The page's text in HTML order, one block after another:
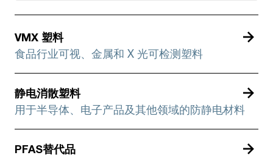
VMX 塑料
食品行业可视、金属和 X 光可检测塑料
静电消散塑料
用于半导体、电子产品及其他领域的防静电材料
PFAS替代品